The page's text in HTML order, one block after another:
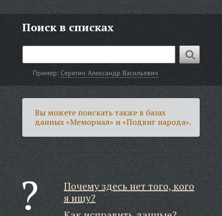
Поиск в списках
Пример: Серегин Александр Васильевич
Вы можете поискать также в базах
данных «Мемориал» и «Подвиг народа».
Почему здесь нет того, кого
я ищу?